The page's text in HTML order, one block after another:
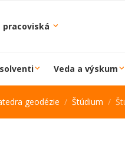
pracoviská
Veda a výskum
geodézie Štúdium